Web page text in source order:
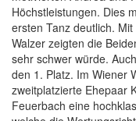
Höchstleistungen. Dies
ersten Tanz deutlich.
Walzer zeigten die
sehr schwer würde.
den 1. Platz. Im Wiener
zweitplatzierte Ehepaar
Feuerbach eine